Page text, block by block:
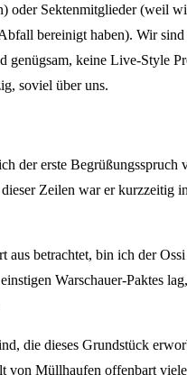
Sektenmitglieder (weil
bereinigt haben). Wir
keine Live-Style
soviel über uns.
der erste
Zeilen war er kurzzeitig
betrachtet, bin ich der
Warschauer-Paktes
die dieses Grundstück
Müllhaufen offenbart